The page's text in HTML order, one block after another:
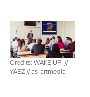
Credits: WAKE UP! //
YAEZ // as-artmedia